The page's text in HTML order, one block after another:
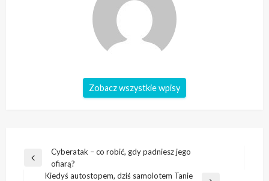
Zobacz wszystkie wpisy
Nawigacja
wpisu
Poprzedni
Cyberatak – co robić, gdy padniesz jego
ofiarą?
Kiedyś autostopem, dziś samolotem Tanie